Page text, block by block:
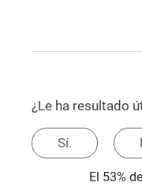
¿Le ha resultado
Sí.
El 53%